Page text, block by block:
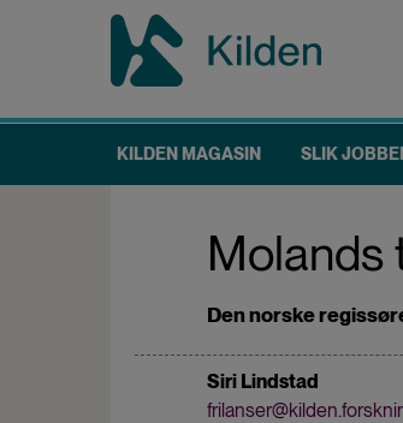
Main
navigation
KILDEN MAGASIN SLIK
Molands
Den norske
Siri Lindstad